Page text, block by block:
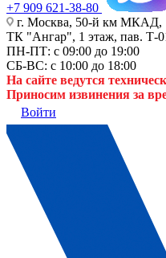
+7 909 621-38-80
г. Москва, 50-й км МКАД,
ТК "Ангар", 1 этаж, пав. Т-
ПН-ПТ: с 09:00 до 19:00
СБ-ВС: с 10:00 до 18:00
На сайте ведутся
Приносим извинения за
Войти